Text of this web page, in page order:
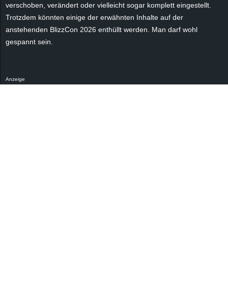
verschoben, verändert oder vielleicht sogar komplett eingestellt.
Trotzdem könnten einige der erwähnten Inhalte auf der
anstehenden BlizzCon 2026 enthüllt werden. Man darf wohl
gespannt sein.
Anzeige